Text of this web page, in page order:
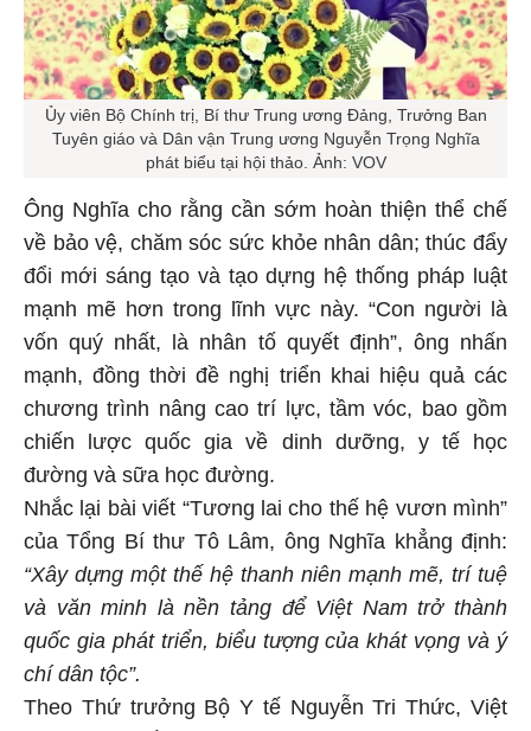
Ủy viên Bộ Chính trị, Bí thư Trung ương Đảng, Trưởng Ban
Tuyên giáo và Dân vận Trung ương Nguyễn Trọng Nghĩa
phát biểu tại hội thảo. Ảnh: VOV
Ông Nghĩa cho rằng cần sớm hoàn thiện thể chế
về bảo vệ, chăm sóc sức khỏe nhân dân; thúc đẩy
đổi mới sáng tạo và tạo dựng hệ thống pháp luật
mạnh mẽ hơn trong lĩnh vực này. “Con người là
vốn quý nhất, là nhân tố quyết định”, ông nhấn
mạnh, đồng thời đề nghị triển khai hiệu quả các
chương trình nâng cao trí lực, tầm vóc, bao gồm
chiến lược quốc gia về dinh dưỡng, y tế học
đường và sữa học đường.
Nhắc lại bài viết “Tương lai cho thế hệ vươn mình”
của Tổng Bí thư Tô Lâm, ông Nghĩa khẳng định:
“Xây dựng một thế hệ thanh niên mạnh mẽ, trí tuệ
và văn minh là nền tảng để Việt Nam trở thành
quốc gia phát triển, biểu tượng của khát vọng và ý
chí dân tộc”.
Theo Thứ trưởng Bộ Y tế Nguyễn Tri Thức, Việt